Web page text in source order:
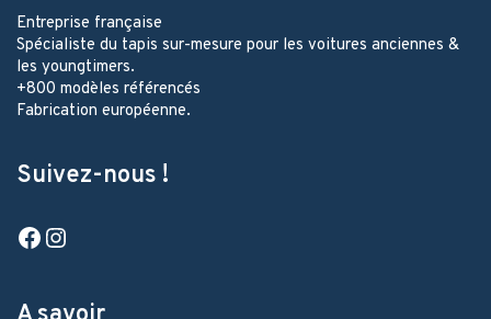
Entreprise française
Spécialiste du tapis sur-mesure pour les voitures anciennes &
les youngtimers.
+800 modèles référencés
Fabrication européenne.
Suivez-nous !
Facebook